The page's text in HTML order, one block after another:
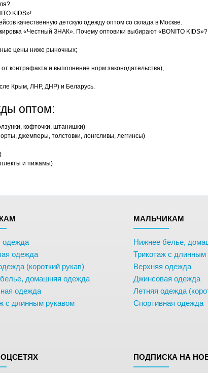
KIDS»!
качественную детскую одежду оптом со склада в Москве.
«Честный ЗНАК». Почему оптовики выбирают «BONITO KIDS»?
цены ниже рыночных;
контрафакта и выполнение норм законодательства);
Крым, ЛНР, ДНР) и Беларусь.
оптом:
кофточки, штанишки)
джемперы, толстовки, лонгсливы, леггинсы)
и пижамы)
одежда
одежда
(короткий рукав)
домашняя одежда
одежда
с длинным рукавом
МАЛЬЧИКАМ
Нижнее белье,
Трикотаж с длинным
Верхняя одежда
Джинсовая одежда
Летняя одежда
Спортивная одежда
ПОДПИСКА НА